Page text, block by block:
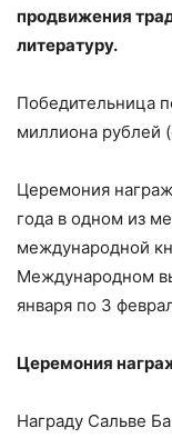
продвижения
литературу.
Победительница
миллиона рублей
Церемония
года в одном из
международной
Международном
января по 3
Церемония
Награду Сальве